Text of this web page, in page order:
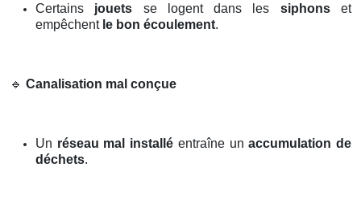
Certains jouets se logent dans les siphonset
empêchent le bon écoulement.
🔹 Canalisation mal conçue
Un réseau mal installé entraîne unaccumulation de
déchets.